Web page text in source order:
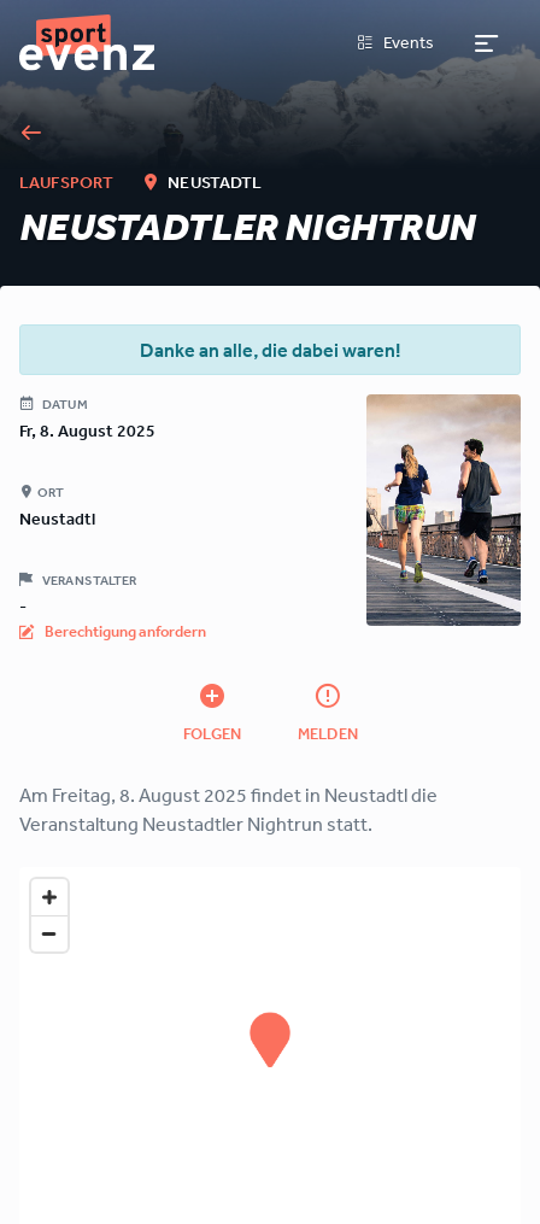
Events
LAUFSPORT NEUSTADTL
NEUSTADTLER NIGHTRUN
Danke an alle, die dabei waren!
DATUM
Fr, 8. August 2025
ORT
Neustadtl
VERANSTALTER
-
Berechtigung anfordern
FOLGEN MELDEN
Am Freitag, 8. August 2025 findet in Neustadtl die
Veranstaltung Neustadtler Nightrun statt.